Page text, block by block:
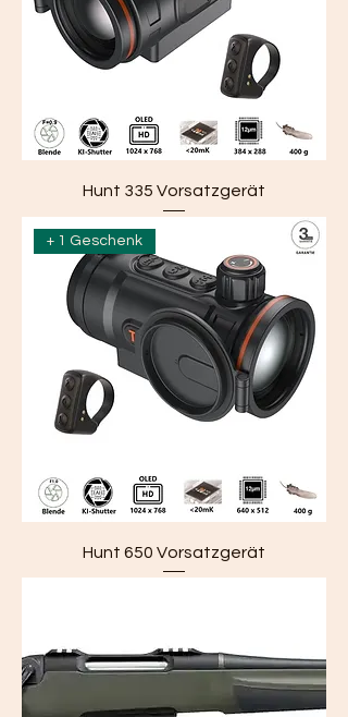
Hunt 335 Vorsatzgerät
+ 1 Geschenk
Hunt 650 Vorsatzgerät